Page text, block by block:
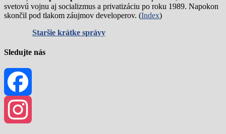
svetovú vojnu aj socializmus a privatizáciu po roku 1989. Napokon
skončil pod tlakom záujmov developerov. (Index)
Staršie krátke správy
Sledujte nás
Facebook